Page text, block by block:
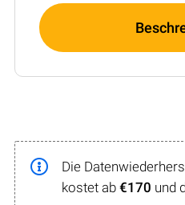
Die
kostet ab €170 und